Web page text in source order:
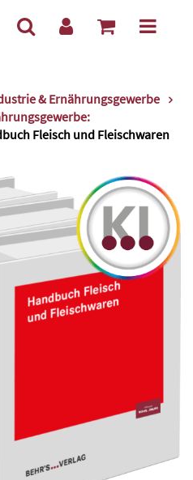
& Ernährungsgewerbe
Fleisch und Fleischwaren